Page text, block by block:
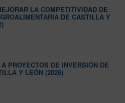
LA COMPETITIVIDAD DE
DE CASTILLA Y
PROYECTOS DE INVERSIÓN DE
Y LEÓN (2026)